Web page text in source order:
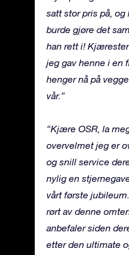
satt stor pris på,
burde gjøre det
han rett i!
jeg gav henne i en
henger nå på
vår.”
“Kjære OSR, la
overvelmet jeg er
og snill service
nylig en
vårt første
rørt av denne
anbefaler siden
etter den ultimate